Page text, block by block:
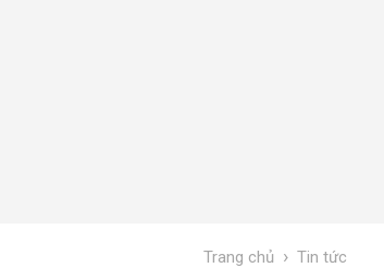
Trang chủ › Tin tức